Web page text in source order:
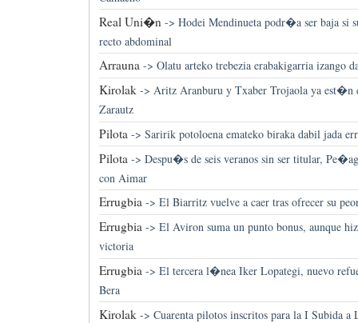
Real Uni�n -> Hodei Mendinueta podr�a ser baja si
recto abdominal
Arrauna-> Olatu arteko trebezia erabakigarria izango
Kirolak-> Aritz Aranburu y Txaber Trojaola ya est�n
Zarautz
Pilota-> Saririk potoloena emateko biraka dabil jada
Pilota -> Despu�s de seis veranos sin ser titular,
con Aimar
Errugbia-> El Biarritz vuelve a caer tras ofrecer su
Errugbia-> El Aviron suma un punto bonus, aunque
victoria
Errugbia-> El tercera l�nea Iker Lopategi, nuevo
Bera
Kirolak-> Cuarenta pilotos inscritos para la I Subida a